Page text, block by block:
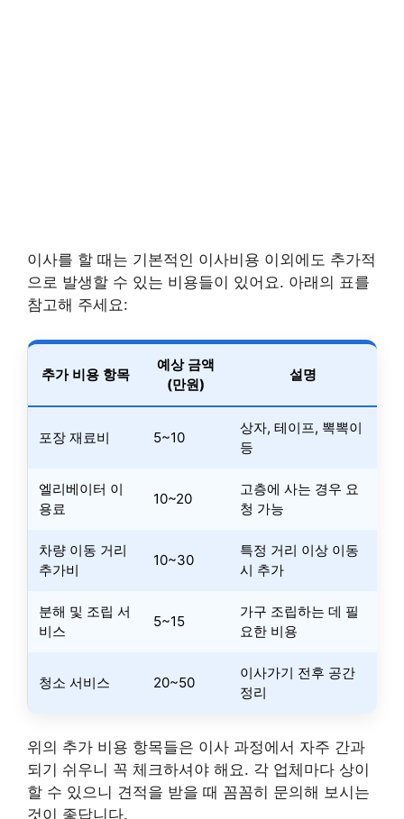
이사를 할 때는 기본적인 이사비용 이외에도 추가적
으로 발생할 수 있는 비용들이 있어요. 아래의 표를
참고해 주세요:
추가 비용 항목
예상 금액
(만원)
설명
포장 재료비 5~10
상자, 테이프, 뽁뽁이
등
엘리베이터 이
용료
10~20
고층에 사는 경우 요
청 가능
차량 이동 거리
추가비
10~30
특정 거리 이상 이동
시 추가
분해 및 조립 서
비스
5~15
가구 조립하는 데 필
요한 비용
청소 서비스 20~50
이사가기 전후 공간
정리
위의 추가 비용 항목들은 이사 과정에서 자주 간과
되기 쉬우니 꼭 체크하셔야 해요. 각 업체마다 상이
할 수 있으니 견적을 받을 때 꼼꼼히 문의해 보시는
것이 좋답니다.